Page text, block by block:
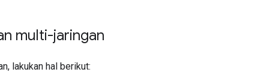
multi-jaringan
lakukan hal berikut: